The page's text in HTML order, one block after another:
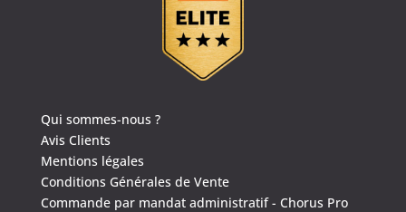
Qui sommes-nous ?
Avis Clients
Mentions légales
Conditions Générales de Vente
Commande par mandat administratif - Chorus Pro